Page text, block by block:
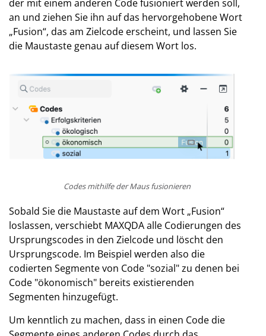
der mit einem anderen Code fusioniert werden soll,
an und ziehen Sie ihn auf das hervorgehobene Wort
„Fusion“, das am Zielcode erscheint, und lassen Sie
die Maustaste genau auf diesem Wort los.
Codes mithilfe der Maus fusionieren
Sobald Sie die Maustaste auf dem Wort „Fusion“
loslassen, verschiebt MAXQDA alle Codierungen des
Ursprungscodes in den Zielcode und löscht den
Ursprungscode. Im Beispiel werden also die
codierten Segmente von Code "sozial" zu denen bei
Code "ökonomisch" bereits existierenden
Segmenten hinzugefügt.
Um kenntlich zu machen, dass in einen Code die